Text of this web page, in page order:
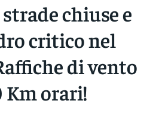
chiuse e
critico nel
di vento
Km orari!